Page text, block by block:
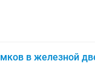
в железной